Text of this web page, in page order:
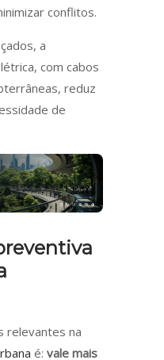
conflitos.
a
com cabos
reduz
de
relevantes na
é: vale mais